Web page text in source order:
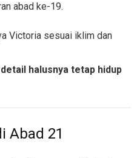
abad ke-19.
Victoria sesuai iklim dan
halusnya tetap hidup
Abad 21